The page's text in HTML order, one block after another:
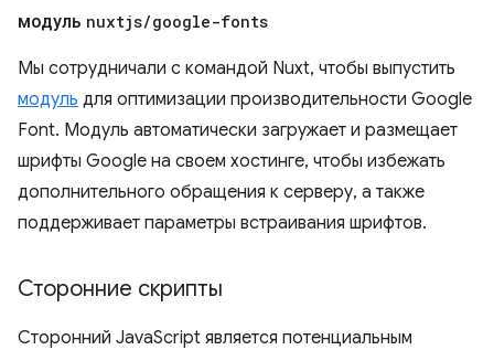
модуль nuxtjs/google-fonts
Мы сотрудничали с командой Nuxt, чтобы выпустить
модуль для оптимизации производительности Google
Font. Модуль автоматически загружает и размещает
шрифты Google на своем хостинге, чтобы избежать
дополнительного обращения к серверу, а также
поддерживает параметры встраивания шрифтов.
Сторонние скрипты
Сторонний JavaScript является потенциальным